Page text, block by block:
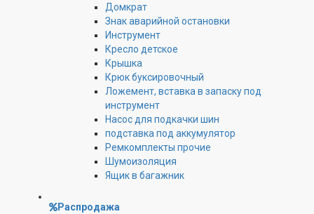
Домкрат
Знак аварийной остановки
Инструмент
Кресло детское
Крышка
Крюк буксировочный
Ложемент, вставка в запаску под
инструмент
Насос для подкачки шин
подставка под аккумулятор
Ремкомплекты прочие
Шумоизоляция
Ящик в багажник
Распродажа